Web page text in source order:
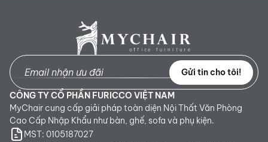
Gửi tin cho tôi!
CÔNG TY CỔ PHẦN FURICCO VIỆT NAM
MyChair cung cấp giải pháp toàn diện Nội Thất Văn Phòng
Cao Cấp Nhập Khẩu như bàn, ghế, sofa và phụ kiện.
MST: 0105187027